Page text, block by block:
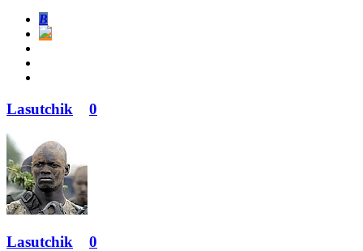
В
Lasutchik 0
Lasutchik 0